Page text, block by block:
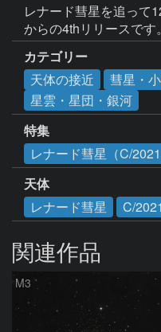
レナード彗星を追って
からの4thリリースです。
カテゴリー
天体の接近
彗星・
星雲・星団・銀河
特集
レナード彗星（C/2021
天体
レナード彗星
C/
関連作品
M3